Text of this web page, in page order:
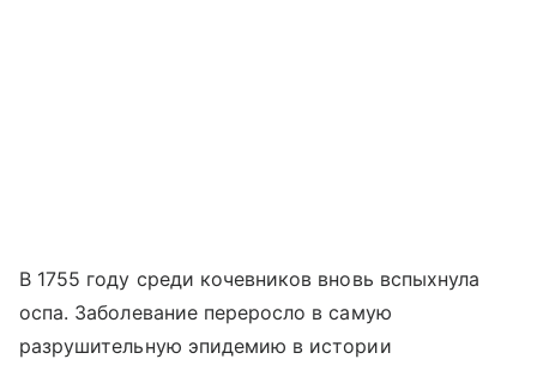
В 1755 году среди кочевников вновь вспыхнула
оспа. Заболевание переросло в самую
разрушительную эпидемию в истории